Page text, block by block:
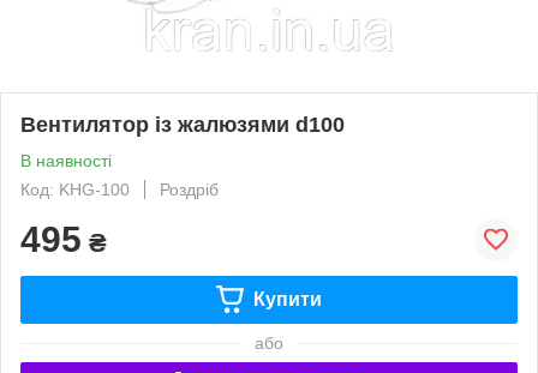
Вентилятор із жалюзями d100
В наявності
Код: KHG-100
Роздріб
495 ₴
Купити
або